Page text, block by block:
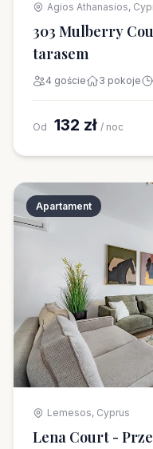
Agios Athanasios,
303 Mulberry
tarasem
4 goście 3 pokoje
Od 132 zł / noc
Apartament
Lemesos, Cyprus
Lena Court -